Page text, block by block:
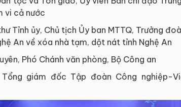
vi cả nước
Tỉnh ủy, Chủ tịch Ủy ban MTTQ, Trưởng
An về xóa nhà tạm, dột nát tỉnh Nghệ An
Phó Chánh văn phòng, Bộ Công an
giám đốc Tập đoàn Công nghiệp-